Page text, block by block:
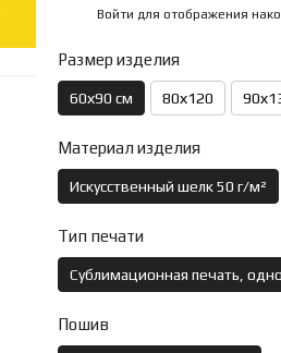
Войти для отображения
Размер изделия
60х90 см 80х120
Материал изделия
Искусственный шелк 50 г/м²
Тип печати
Сублимационная печать,
Пошив